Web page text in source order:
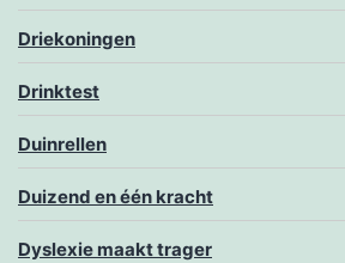
Driekoningen
Drinktest
Duinrellen
Duizend en één kracht
Dyslexie maakt trager